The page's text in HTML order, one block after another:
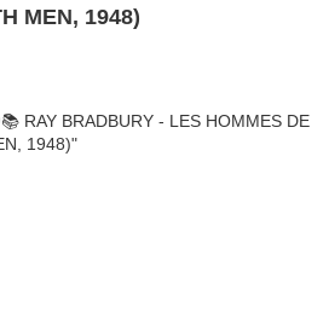
MEN, 1948)